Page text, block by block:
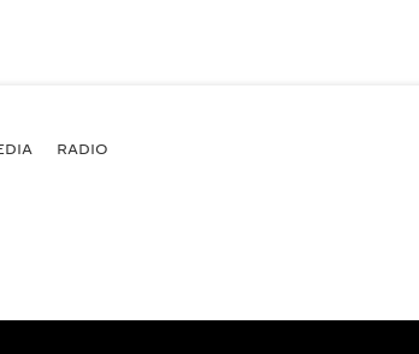
RADIO